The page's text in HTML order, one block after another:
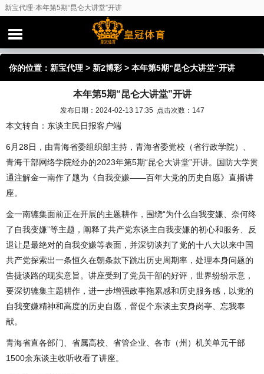
新宝代理-本年第5期“昆仑大讲堂”开讲
你的位置： 新宝代理 > 新2博彩 > 本年第5期“昆仑大讲堂”开讲
本年第5期“昆仑大讲堂”开讲
发布日期：2024-02-13 17:35 点击次数：147
本文转自：东谈主民日报客户端
6月28日，由青海省委组织部主持，青海省委党校（省行政学院）、
青海干部网络学院经办的2023年第5期“昆仑大讲堂”开讲。国防大学贯
通注解金一南作了题为《自我变嫌——百年大党的历史自愿》直播讲
座。
金一南辘集面前正在开展的主题耕作，围绕“为什么自我变嫌、奈何终
了自我变嫌”等主题，阐释了共产党东谈主自我变嫌的初心和服务、反
退让是最绝对的自我变嫌等表面，并深切谈判了党的十八大以来中国
共产党探索出一条恒久在朝条款下跳出历史周期率，处理本身问题的
告捷谈路的现实意旨。讲座受到了党员干部的好评，世界纷纷示意，
要深切辘集主题耕作，进一步增强政事拖累感和历史服务感，以党的
自我变嫌精神和高度的历史自愿，督促个东谈主安身岗亭、忘我奉
献。
青海省直各部门、省属高校、省管企业、各市（州）机关单元干部
1500余东谈主收听收看了讲座。